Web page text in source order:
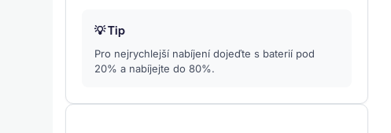
💡 Tip
Pro nejrychlejší nabíjení dojeďte s baterií pod
20% a nabíjejte do 80%.